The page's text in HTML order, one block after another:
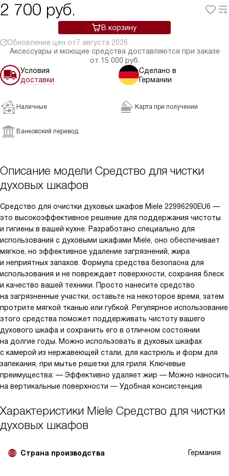
2 700 руб.
В корзину
Обновление цен от7 августа 2026
Аксессуары и моющие средства доставляются при заказе
от 15 000 руб.
Условия
доставки
Сделано в
Германии
Наличные Карта при получении
Банковский перевод
Описание модели Средство для чистки
духовых шкафов
Средство для очистки духовых шкафов Miele 22996290EU6 —
это высокоэффективное решение для поддержания чистоты
и гигиены в вашей кухне. Разработано специально для
использования с духовыми шкафами Miele, оно обеспечивает
мягкое, но эффективное удаление загрязнений, жира
и неприятных запахов. Формула средства безопасна для
использования и не повреждает поверхности, сохраняя блеск
и качество вашей техники. Просто нанесите средство
на загрязненные участки, оставьте на некоторое время, затем
протрите мягкой тканью или губкой. Регулярное использование
этого средства поможет поддерживать чистоту вашего
духового шкафа и сохранить его в отличном состоянии
на долгие годы. Можно использовать в духовых шкафах
с камерой из нержавеющей стали, для кастрюль и форм для
запекания, при мытье решетки для гриля. Ключевые
преимущества: — Эффективно удаляет жир — Можно наносить
на вертикальные поверхности — Удобная консистенция
Характеристики Miele Средство для чистки
духовых шкафов
Страна производства Германия